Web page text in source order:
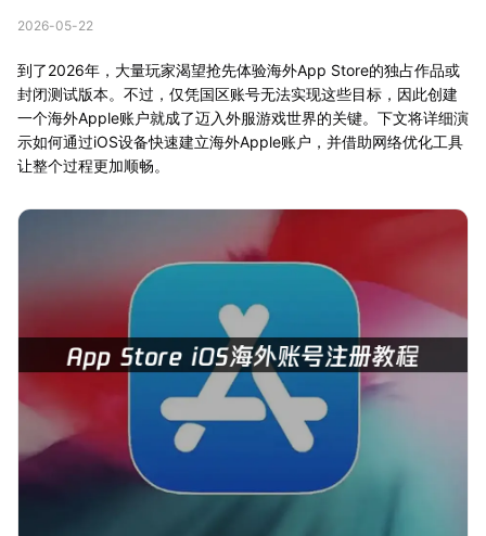
2026-05-22
到了2026年，大量玩家渴望抢先体验海外App Store的独占作品或
封闭测试版本。不过，仅凭国区账号无法实现这些目标，因此创建
一个海外Apple账户就成了迈入外服游戏世界的关键。下文将详细演
示如何通过iOS设备快速建立海外Apple账户，并借助网络优化工具
让整个过程更加顺畅。